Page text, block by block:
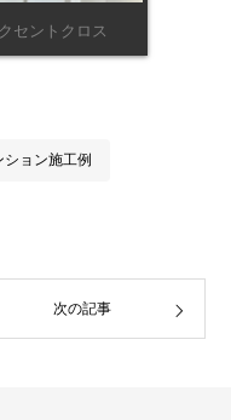
セントクロス
ション施工例
次の記事